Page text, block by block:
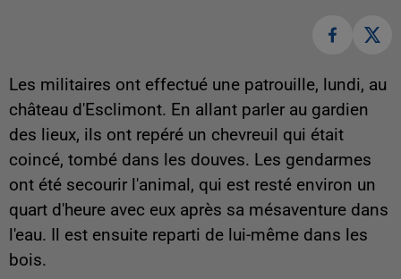
Les militaires ont effectué une patrouille, lundi, au
château d'Esclimont. En allant parler au gardien
des lieux, ils ont repéré un chevreuil qui était
coincé, tombé dans les douves. Les gendarmes
ont été secourir l'animal, qui est resté environ un
quart d'heure avec eux après sa mésaventure dans
l'eau. Il est ensuite reparti de lui-même dans les
bois.